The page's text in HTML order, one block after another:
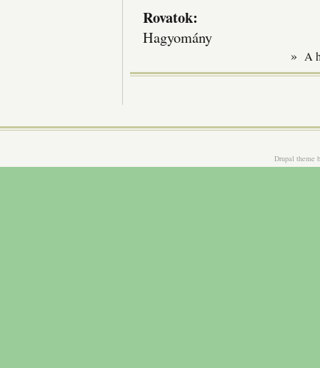
Rovatok:
Hagyomány
» A
Drupal theme